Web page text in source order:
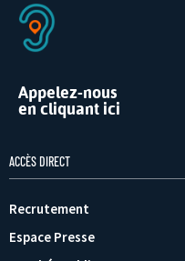
Appelez-nous
en cliquant ici
ACCÈS DIRECT
Recrutement
Espace Presse